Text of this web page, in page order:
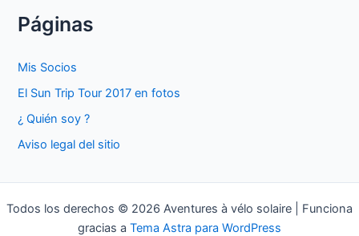
c
o
r
Páginas
Mis Socios
El Sun Trip Tour 2017 en fotos
¿ Quién soy ?
Aviso legal del sitio
Todos los derechos © 2026 Aventures à vélo solaire | Funciona
gracias a Tema Astra para WordPress